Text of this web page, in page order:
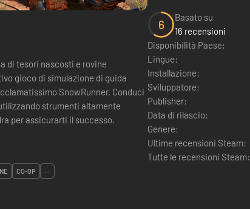
di tesori nascosti e rovine
gioco di simulazione di guida
SnowRunner. Conduci
strumenti altamente
per assicurarti il successo.
6
Basato su
16 recensioni
Disponibilità Paese:
Lingue:
Installazione:
Sviluppatore:
Publisher:
Data di rilascio:
Genere:
Ultime recensioni Steam:
Tutte le recensioni Steam:
CO-OP ...